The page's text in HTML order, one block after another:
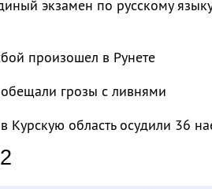
экзамен по русскому
произошел в Рунете
грозы с ливнями
Курскую область осудили 36